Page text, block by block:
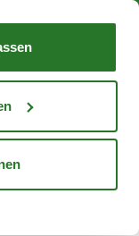
Standorte